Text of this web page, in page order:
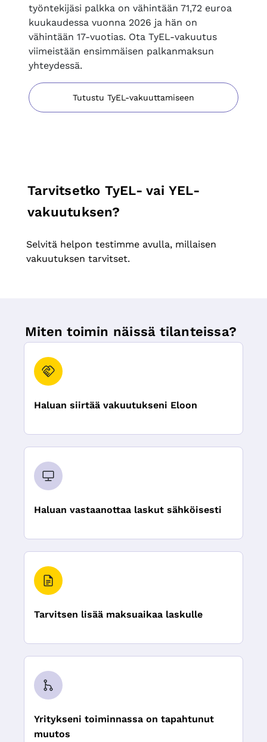
työntekijäsi palkka on vähintään 71,72 euroa
kuukaudessa vuonna 2026 ja hän on
vähintään 17-vuotias. Ota TyEL-vakuutus
viimeistään ensimmäisen palkanmaksun
yhteydessä.
Tutustu TyEL-vakuuttamiseen
Tarvitsetko TyEL- vai YEL-
vakuutuksen?
Selvitä helpon testimme avulla, millaisen
vakuutuksen tarvitset.
Miten toimin näissä tilanteissa?
Haluan siirtää vakuutukseni Eloon
Haluan vastaanottaa laskut sähköisesti
Tarvitsen lisää maksuaikaa laskulle
Yritykseni toiminnassa on tapahtunut
muutos